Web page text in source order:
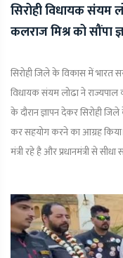
सिरोही विधायक संयम
कलराज मिश्र को सौंपा
सिरोही जिले के विकास में भारत
विधायक संयम लोढा ने राज्यपाल
के दौरान ज्ञापन देकर सिरोही
कर सहयोग करने का आग्रह
मंत्री रहे है और प्रधानमंत्री से सीधा